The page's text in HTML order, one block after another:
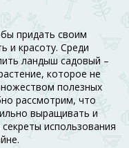
придать своим
и красоту. Среди
ландыш садовый –
которое не
полезных
рассмотрим, что
выращивать и
использования